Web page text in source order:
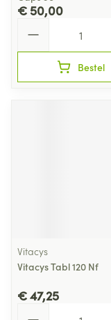
€ 50,00
Bestel
Vitacys
Vitacys Tabl 120 Nf
€ 47,25